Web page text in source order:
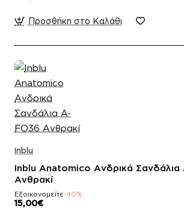
Προσθήκη στο Καλάθι
Inblu
Inblu Anatomico Ανδρικά Σανδάλια
Ανθρακί
Εξοικονομείτε-40%
15,00€